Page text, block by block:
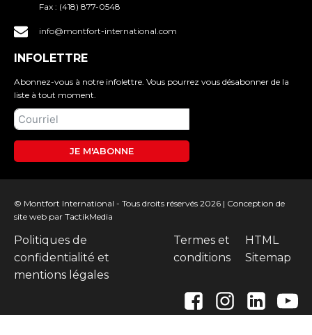
Fax : (418) 877-0548
info@montfort-international.com
INFOLETTRE
Abonnez-vous à notre infolettre. Vous pourrez vous désabonner de la
liste à tout moment.
JE M'ABONNE
© Montfort International - Tous droits réservés 2026 | Conception de
site web par TactikMedia
Politiques de
confidentialité et
mentions légales
Termes et
conditions
HTML
Sitemap